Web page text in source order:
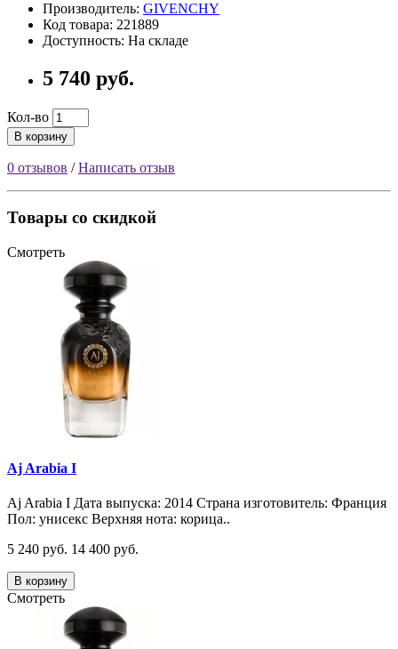
Производитель: GIVENCHY
Код товара: 221889
Доступность: На складе
5 740 руб.
Кол-во
В корзину
0 отзывов /Написать отзыв
Товары со скидкой
Смотреть
Aj Arabia I
Aj Arabia I Дата выпуска: 2014 Страна изготовитель: Франция
Пол: унисекс Верхняя нота: корица..
5 240 руб. 14 400 руб.
В корзину
Смотреть